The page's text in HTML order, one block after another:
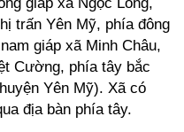
trấn Yên Mỹ, phía đông
giáp xã Minh Châu,
Cường, phía tây bắc
Yên Mỹ). Xã có
địa bàn phía tây.